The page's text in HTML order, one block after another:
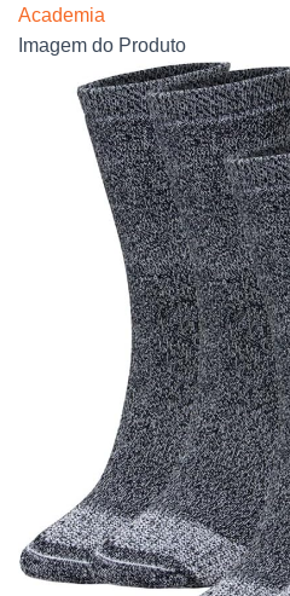
Academia
Imagem do Produto